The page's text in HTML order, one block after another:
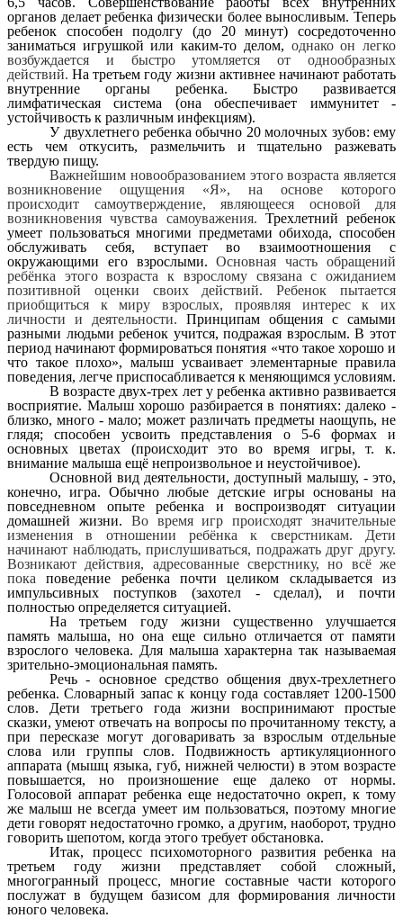
органов делает ребенка физически более выносливым. Теперь
ребенок способен подолгу (до 20 минут) сосредоточенно
заниматься игрушкой или каким-то делом, однако он легко
возбуждается и быстро утомляется от однообразных
действий. На третьем году жизни активнее начинают работать
внутренние органы ребенка. Быстро развивается
лимфатическая система (она обеспечивает иммунитет -
устойчивость к различным инфекциям).
У двухлетнего ребенка обычно 20 молочных зубов: ему
есть чем откусить, размельчить и тщательно разжевать
твердую пищу.
Важнейшим новообразованием этого возраста является
возникновение ощущения «Я», на основе которого
происходит самоутверждение, являющееся основой для
возникновения чувства самоуважения. Трехлетний ребенок
умеет пользоваться многими предметами обихода, способен
обслуживать себя, вступает во взаимоотношения с
окружающими его взрослыми.Основная часть обращений
ребёнка этого возраста к взрослому связана с ожиданием
позитивной оценки своих действий. Ребенок пытается
приобщиться к миру взрослых, проявляя интерес к их
личности и деятельности. Принципам общения с самыми
разными людьми ребенок учится, подражая взрослым. В этот
период начинают формироваться понятия «что такое хорошо и
что такое плохо», малыш усваивает элементарные правила
поведения, легче приспосабливается к меняющимся условиям.
В возрасте двух-трех лет у ребенка активно развивается
восприятие. Малыш хорошо разбирается в понятиях: далеко -
близко, много - мало; может различать предметы наощупь, не
глядя; способен усвоить представления о 5-6 формах и
основных цветах (происходит это во время игры, т. к.
внимание малыша ещё непроизвольное и неустойчивое).
Основной вид деятельности, доступный малышу, - это,
конечно, игра. Обычно любые детские игры основаны на
повседневном опыте ребенка и воспроизводят ситуации
домашней жизни. Во время игр происходят значительные
изменения в отношении ребёнка к сверстникам. Дети
начинают наблюдать, прислушиваться, подражать друг другу.
Возникают действия, адресованные сверстнику, но всё же
покаповедение ребенка почти целиком складывается из
импульсивных поступков (захотел - сделал), и почти
полностью определяется ситуацией.
На третьем году жизни существенно улучшается
память малыша, но она еще сильно отличается от памяти
взрослого человека. Для малыша характерна так называемая
зрительно-эмоциональная память.
Речь - основное средство общения двух-трехлетнего
ребенка. Словарный запас к концу года составляет 1200-1500
слов. Дети третьего года жизни воспринимают простые
сказки, умеют отвечать на вопросы по прочитанному тексту, а
при пересказе могут договаривать за взрослым отдельные
слова или группы слов. Подвижность артикуляционного
аппарата (мышц языка, губ, нижней челюсти) в этом возрасте
повышается, но произношение еще далеко от нормы.
Голосовой аппарат ребенка еще недостаточно окреп, к тому
же малыш не всегда умеет им пользоваться, поэтому многие
дети говорят недостаточно громко, а другим, наоборот, трудно
говорить шепотом, когда этого требует обстановка.
Итак, процесс психомоторного развития ребенка на
третьем году жизни представляет собой сложный,
многогранный процесс, многие составные части которого
послужат в будущем базисом для формирования личности
юного человека.